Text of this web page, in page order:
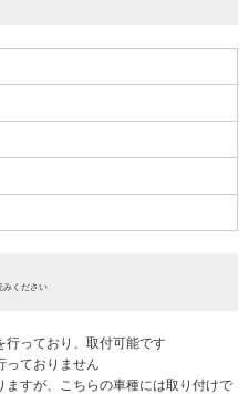
みください
行っており、取付可能です
っておりません
ますが、こちらの車種には取り付けで